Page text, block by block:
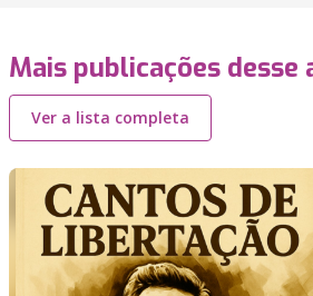
Mais publicações desse
Ver a lista completa